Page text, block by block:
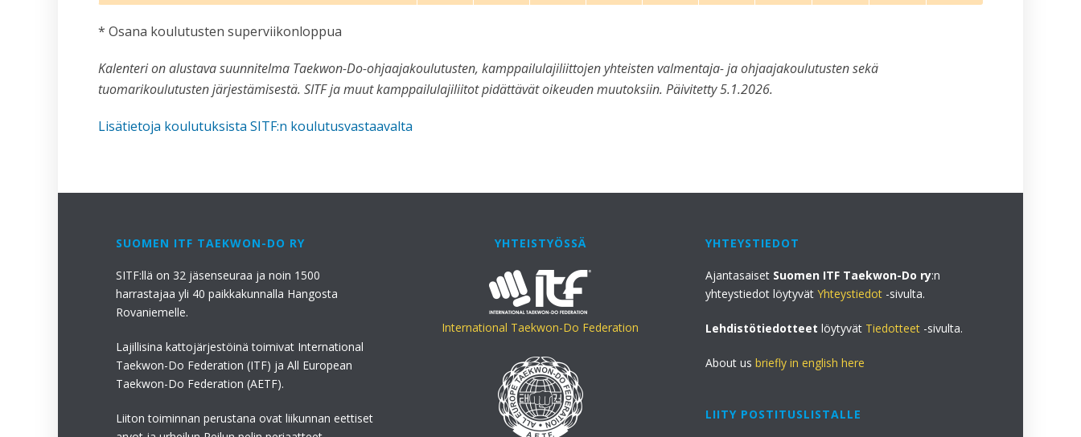
* Osana koulutusten superviikonloppua
Kalenteri on alustava suunnitelma Taekwon-Do-ohjaajakoulutusten, kamppailulajiliittojen yhteisten valmentaja- ja ohjaajakoulutusten sekä
tuomarikoulutusten järjestämisestä. SITF ja muut kamppailulajiliitot pidättävät oikeuden muutoksiin. Päivitetty 5.1.2026.
Lisätietoja koulutuksista SITF:n koulutusvastaavalta
SUOMEN ITF TAEKWON-DO RY
SITF:llä on 32 jäsenseuraa ja noin 1500
harrastajaa yli 40 paikkakunnalla Hangosta
Rovaniemelle.
Lajillisina kattojärjestöinä toimivat International
Taekwon-Do Federation (ITF) ja All European
Taekwon-Do Federation (AETF).
Liiton toiminnan perustana ovat liikunnan eettiset
YHTEISTYÖSSÄ
International Taekwon-Do Federation
YHTEYSTIEDOT
Ajantasaiset Suomen ITF Taekwon-Do ry:n
yhteystiedot löytyvätYhteystiedot -sivulta.
Lehdistötiedotteet löytyvät Tiedotteet -sivulta.
About usbriefly in english here
LIITY POSTITUSLISTALLE